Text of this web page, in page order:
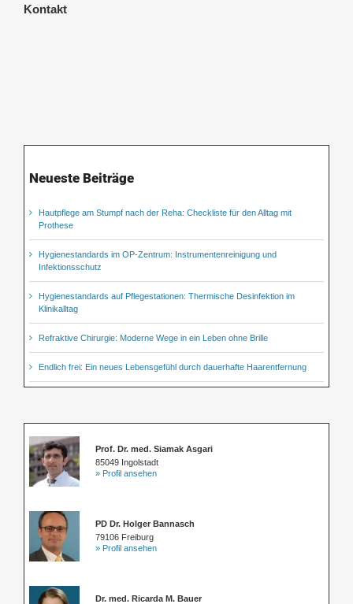
Kontakt
Neueste Beiträge
Hautpflege am Stumpf nach der Reha: Checkliste für den Alltag mit
Prothese
Hygienestandards im OP-Zentrum: Instrumentenreinigung und
Infektionsschutz
Hygienestandards auf Pflegestationen: Thermische Desinfektion im
Klinikalltag
Refraktive Chirurgie: Moderne Wege in ein Leben ohne Brille
Endlich frei: Ein neues Lebensgefühl durch dauerhafte Haarentfernung
Prof. Dr. med. Siamak Asgari
85049 Ingolstadt
» Profil ansehen
PD Dr. Holger Bannasch
79106 Freiburg
» Profil ansehen
Dr. med. Ricarda M. Bauer